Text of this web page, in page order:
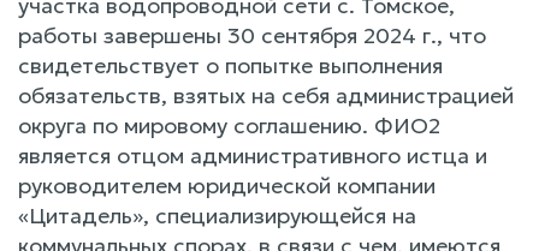
работы завершены 30 сентября 2024 г., что
свидетельствует о попытке выполнения
обязательств, взятых на себя администрацией
округа по мировому соглашению. ФИО2
является отцом административного истца и
руководителем юридической компании
«Цитадель», специализирующейся на
коммунальных спорах, в связи с чем, имеются